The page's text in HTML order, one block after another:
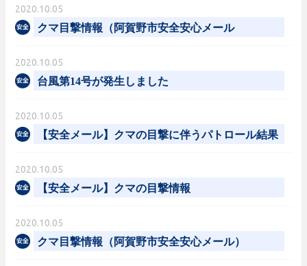
2020.10.05
クマ目撃情報（阿賀野市安全安心メール
2020.10.05
台風第14号が発生しました
2020.10.05
【安全メール】クマの目撃に伴うパトロール結果
2020.10.05
【安全メール】クマの目撃情報
2020.10.05
クマ目撃情報（阿賀野市安全安心メール）